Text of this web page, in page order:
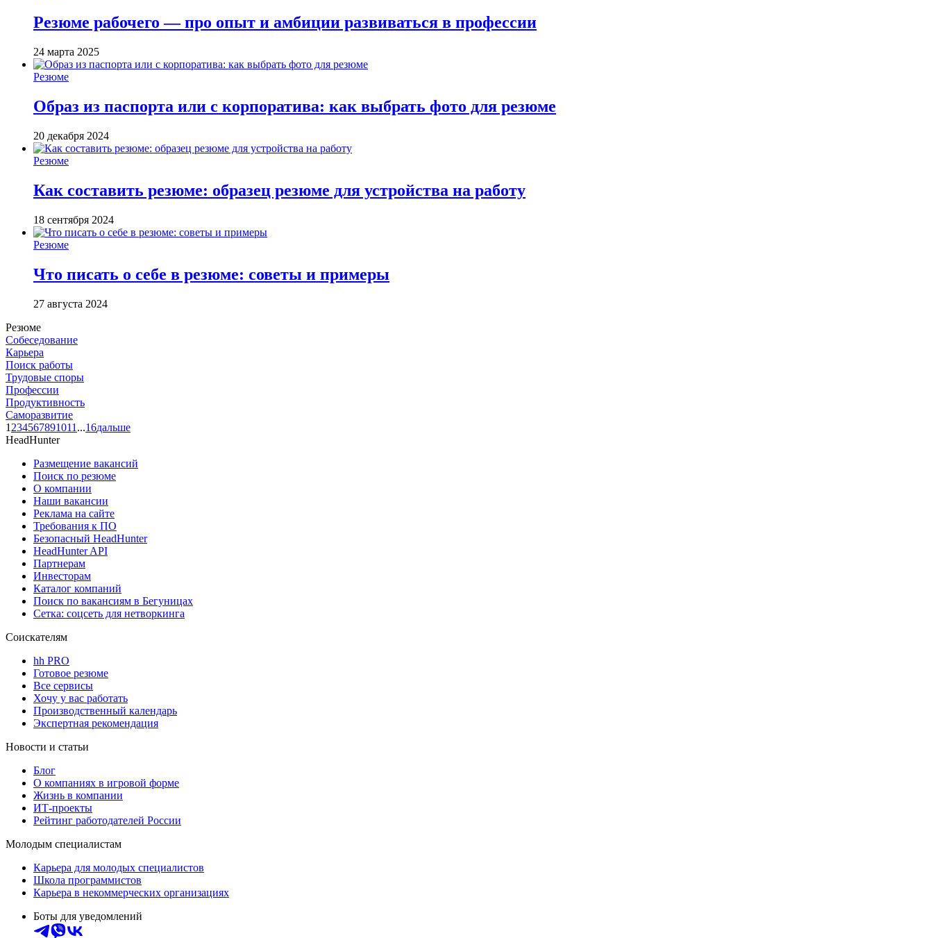
Резюме рабочего — про опыт и амбиции развиваться в профессии
24 марта 2025
Резюме
Образ из паспорта или с корпоратива: как выбрать фото для резюме
20 декабря 2024
Резюме
Как составить резюме: образец резюме для устройства на работу
18 сентября 2024
Резюме
Что писать о себе в резюме: советы и примеры
27 августа 2024
Резюме
Собеседование
Карьера
Поиск работы
Трудовые споры
Профессии
Продуктивность
Саморазвитие
1 234567891011 ...16дальше
HeadHunter
Размещение вакансий
Поиск по резюме
О компании
Наши вакансии
Реклама на сайте
Требования к ПО
Безопасный HeadHunter
HeadHunter API
Партнерам
Инвесторам
Каталог компаний
Поиск по вакансиям в Бегуницах
Сетка: соцсеть для нетворкинга
Соискателям
hh PRO
Готовое резюме
Все сервисы
Хочу у вас работать
Производственный календарь
Экспертная рекомендация
Новости и статьи
Блог
О компаниях в игровой форме
Жизнь в компании
ИТ-проекты
Рейтинг работодателей России
Молодым специалистам
Карьера для молодых специалистов
Школа программистов
Карьера в некоммерческих организациях
Боты для уведомлений